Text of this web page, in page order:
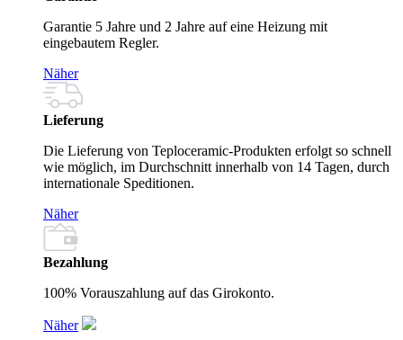
Garantie 5 Jahre und 2 Jahre auf eine Heizung mit
eingebautem Regler.
Näher
Lieferung
Die Lieferung von Teploceramic-Produkten erfolgt so schnell
wie möglich, im Durchschnitt innerhalb von 14 Tagen, durch
internationale Speditionen.
Näher
Bezahlung
100% Vorauszahlung auf das Girokonto.
Näher